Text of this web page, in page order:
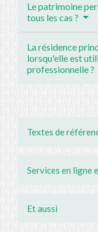
Le patrimoine
tous les cas ?
La résidence
lorsqu'elle est
professionnelle ?
Textes de
Services en ligne
Et aussi